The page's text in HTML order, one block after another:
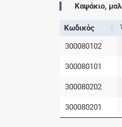
Καψάκιο,
Κωδικός
300080102
300080101
300080202
300080201